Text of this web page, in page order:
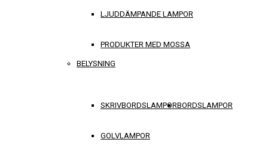
LJUDDÄMPANDE LAMPOR
PRODUKTER MED MOSSA
BELYSNING
SKRIVBORDSLAMPORBORDSLAMPOR
GOLVLAMPOR